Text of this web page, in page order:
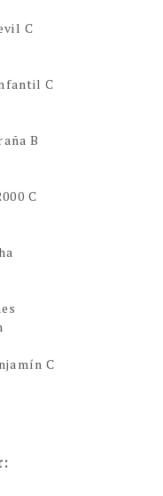
C
C
B
C
C